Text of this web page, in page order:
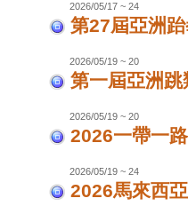
2026/05/17 ~ 24
第27屆亞洲
2026/05/19 ~ 20
第一屆亞洲
2026/05/19 ~ 20
2026一帶一
2026/05/19 ~ 24
2026馬來西